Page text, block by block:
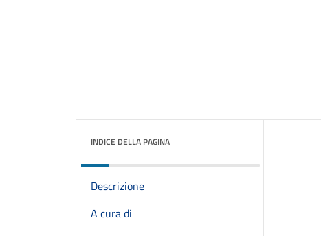
INDICE DELLA PAGINA
Descrizione
A cura di